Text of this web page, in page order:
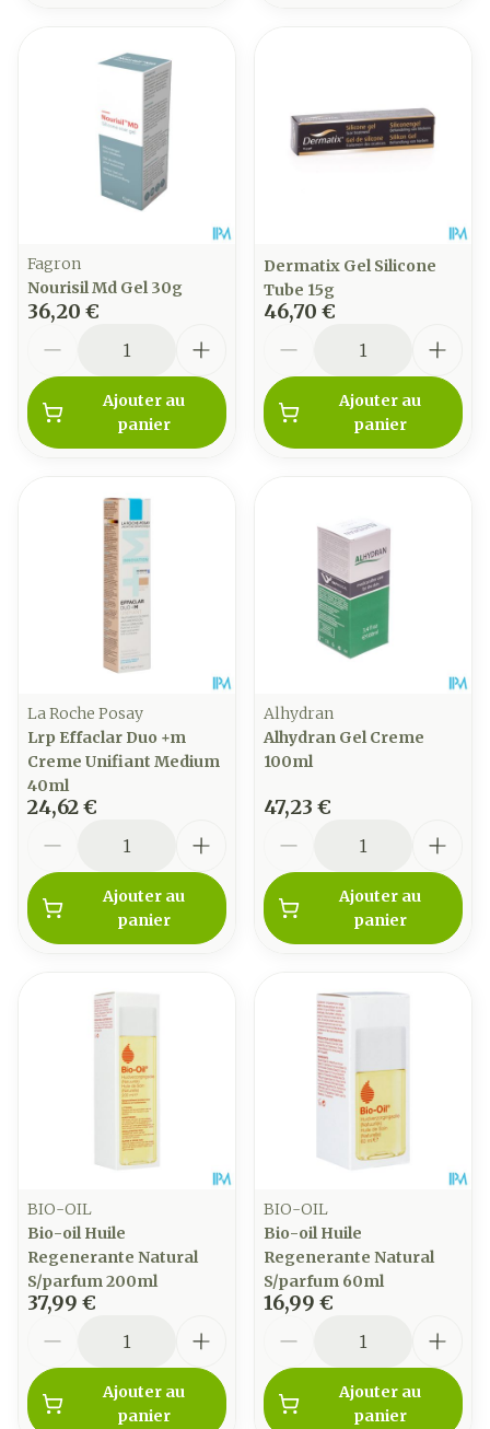
Fagron
Nourisil Md Gel 30g
36,20 €
Ajouter au
panier
Dermatix Gel Silicone
Tube 15g
46,70 €
Ajouter au
panier
La Roche Posay
Lrp Effaclar Duo +m
Creme Unifiant Medium
40ml
24,62 €
Ajouter au
panier
Alhydran
Alhydran Gel Creme
100ml
47,23 €
Ajouter au
panier
BIO-OIL
Bio-oil Huile
Regenerante Natural
S/parfum 200ml
37,99 €
Ajouter au
panier
BIO-OIL
Bio-oil Huile
Regenerante Natural
S/parfum 60ml
16,99 €
Ajouter au
panier